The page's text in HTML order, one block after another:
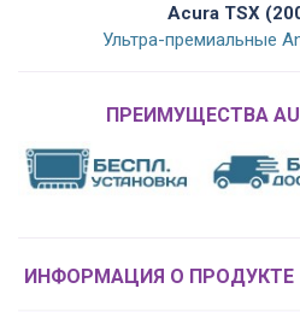
Acura TSX
Ультра-премиальные
ПРЕИМУЩЕСТВА
ИНФОРМАЦИЯ О ПРОДУКТЕ